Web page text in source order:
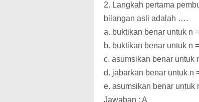
2. Langkah pertama
bilangan asli adalah ….
a. buktikan benar untuk n
b. buktikan benar untuk n
c. asumsikan benar untuk
d. jabarkan benar untuk n
e. asumsikan benar untuk
Jawaban : A